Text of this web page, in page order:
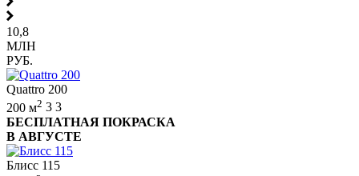
10,8
МЛН
РУБ.
Quattro 200
200 м2 3 3
БЕСПЛАТНАЯ ПОКРАСКА
В АВГУСТЕ
Блисс 115